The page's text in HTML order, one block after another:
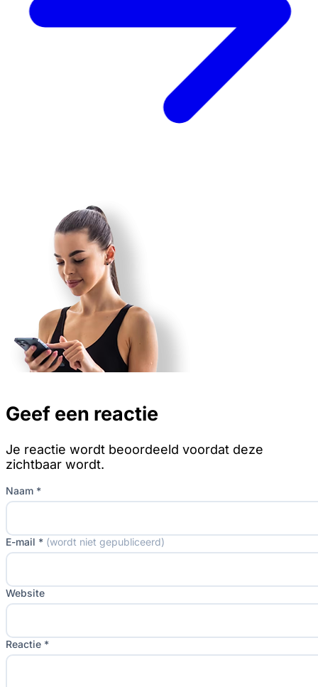
Geef een reactie
Je reactie wordt beoordeeld voordat deze
zichtbaar wordt.
Naam *
E-mail * (wordt niet gepubliceerd)
Website
Reactie *